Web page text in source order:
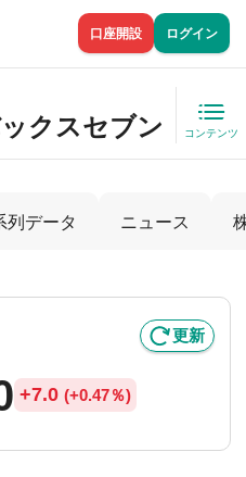
口座開設 ログイン
クスセブン コンテンツ
列データ ニュース
更新
+7.0 (+0.47％)